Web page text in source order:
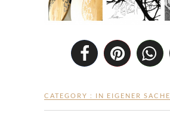
CATEGORY : IN EIGENER SACHE